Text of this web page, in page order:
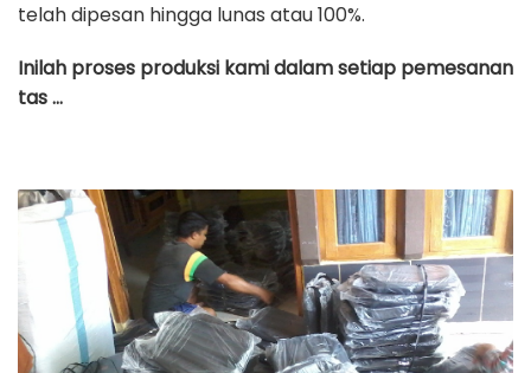
telah dipesan hingga lunas atau 100%.
Inilah proses produksi kami dalam setiap pemesanan
tas …